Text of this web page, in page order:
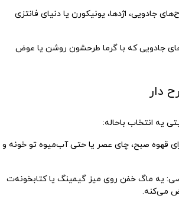
جادویی، اژدها، یونیکورن یا دنیای فانتزی
جادویی که با گرما طرحشون روشن یا عوض
دار
یه انتخاب باحاله:
قهوه صبح، چای عصر یا حتی آب‌میوه تو خونه و
: یه ماگ خفن روی میز گیمینگ یا کتابخونه‌ت
می‌کنه.